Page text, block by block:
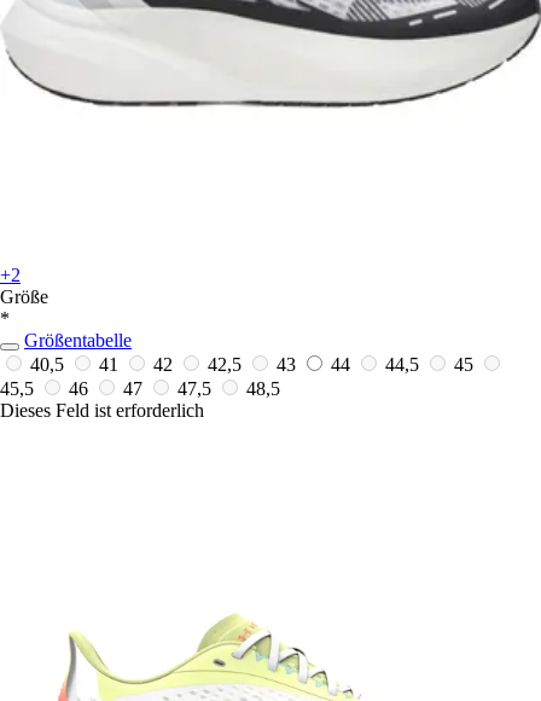
+2
Größe
*
Größentabelle
40,5
41 42 42,5 43 44 44,5
45
45,5
46 47 47,5
48,5
Dieses Feld ist erforderlich